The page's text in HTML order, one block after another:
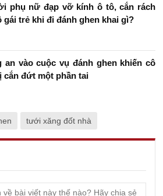
phụ nữ đạp vỡ kính ô tô, cắn rách
gái trẻ khi đi đánh ghen khai gì?
an vào cuộc vụ đánh ghen khiến cô
cắn đứt một phần tai
tưới xăng đốt nhà